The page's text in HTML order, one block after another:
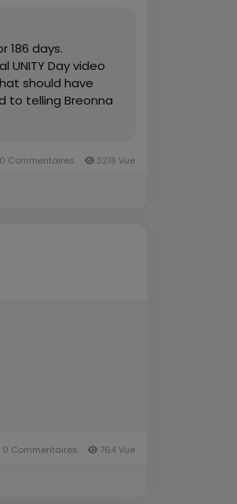
186 days.
UNITY Day video
should have
to telling Breonna
0 Commentaires 3218 Vue
0 Commentaires 764 Vue